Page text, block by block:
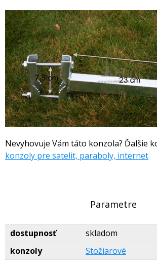
Nevyhovuje Vám táto konzola? Ďalšie
konzoly pre satelit, paraboly, internet
Parametre
dostupnosť
skladom
konzoly
Stožiarové